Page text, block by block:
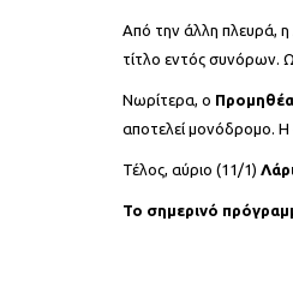
Από την άλλη πλευρά, η
τίτλο εντός συνόρων.
Νωρίτερα, ο
αποτελεί μονόδρομο. Η
Τέλος, αύριο (11/1)
Το σημερινό